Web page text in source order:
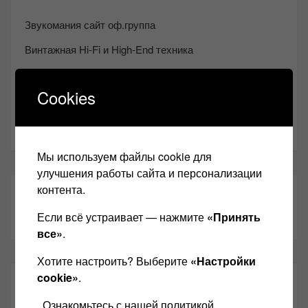
Звукомания сайт оф.группа
Винтажная Hi-Fi и High-End техника
Одноклассники
Youtube
ТАКЖЕ ЧИТАЕМ:
СВЕЖИЕ ЗАПИСИ
Cookies
Мы используем файлы cookie для
улучшения работы сайта и персонализации
контента.
Если всё устраивает — нажмите «Принять
все».
Хотите настроить? Выберите «Настройки
cookie».